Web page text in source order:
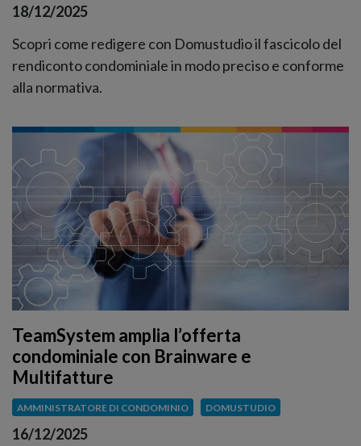
18/12/2025
Scopri come redigere con Domustudio il fascicolo del
rendiconto condominiale in modo preciso e conforme
alla normativa.
TeamSystem amplia l’offerta
condominiale con Brainware e
Multifatture
AMMINISTRATORE DI CONDOMINIO DOMUSTUDIO
16/12/2025